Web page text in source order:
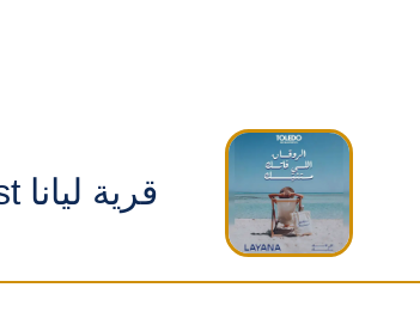
قرية ليانا layana north coast